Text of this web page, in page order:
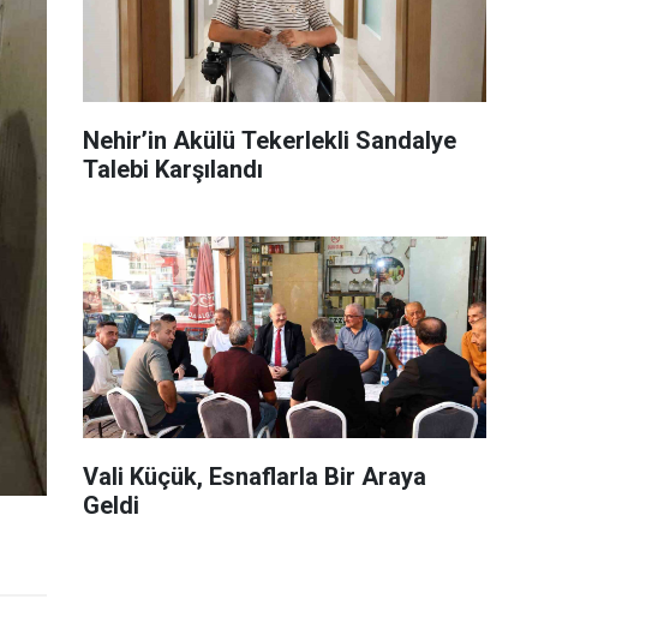
Nehir’in Akülü Tekerlekli Sandalye
Talebi Karşılandı
Vali Küçük, Esnaflarla Bir Araya
Geldi